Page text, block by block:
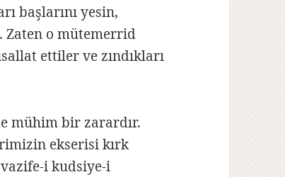
başlarını yesin,
Zaten o mütemerrid
ettiler ve zındıkları
mühim bir zarardır.
ekserisi kırk
vazife-i kudsiye-i